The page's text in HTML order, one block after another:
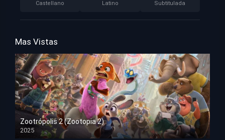
Castellano Latino Subtitulada
Mas Vistas
Zootrópolis 2 (Zootopia 2)
2025
HD 1080p